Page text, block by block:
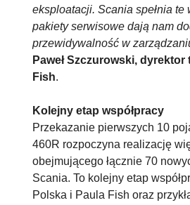
eksploatacji. Scania spełnia te
pakiety serwisowe dają nam
przewidywalność w
Paweł Szczurowski,
Fish.
Kolejny etap współpracy
Przekazanie pierwszych 10
460R rozpoczyna realizację
obejmującego łącznie 70
Scania. To kolejny etap
Polska i Paula Fish oraz